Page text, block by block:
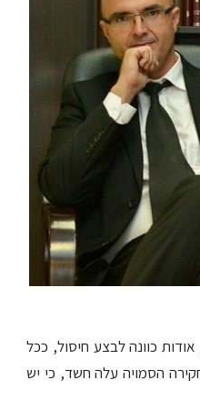
כוונה לבצע חיסול, ככל
הסמויה עלה חשד, כי יש